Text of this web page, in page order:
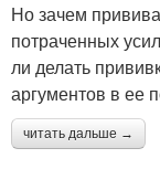
Но зачем
потраченных
ли делать
аргументов в ее
читать дальше →